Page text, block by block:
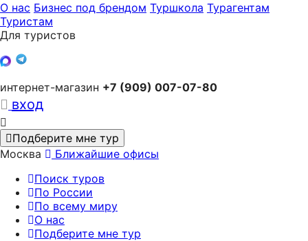
О нас Бизнес под брендом Туршкола Турагентам
Туристам
Для туристов
интернет-магазин +7 (909) 007-07-80
вход
Подберите мне тур
Москва
Ближайшие офисы
Поиск туров
По России
По всему миру
О нас
Подберите мне тур